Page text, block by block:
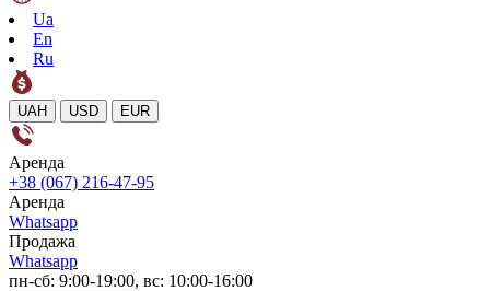
Ua
En
Ru
UAH USD EUR
Аренда
+38 (067) 216-47-95
Аренда
Whatsapp
Продажа
Whatsapp
пн-сб: 9:00-19:00, вс: 10:00-16:00